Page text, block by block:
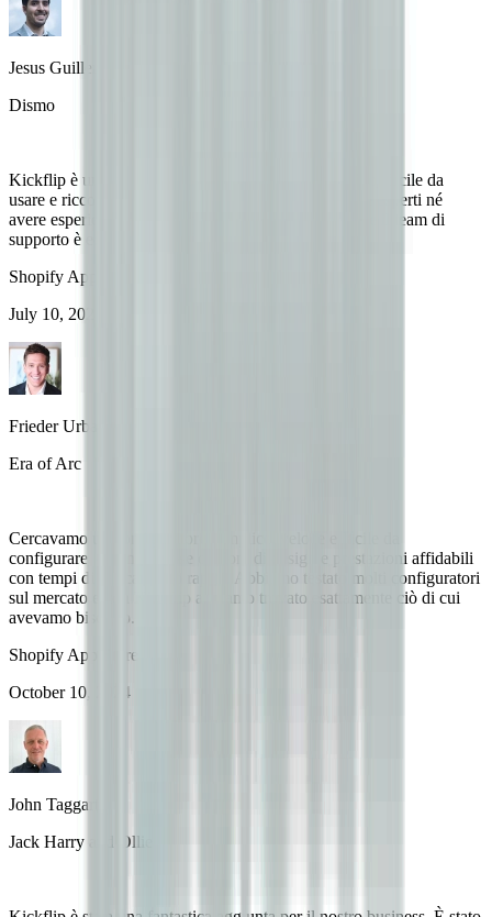
Jesus Guillermo de León Pérez
Dismo
Kickflip è uno strumento fantastico. È molto intuitivo, facile da
usare e ricco di funzionalità. Non è necessario essere esperti né
avere esperienza con altri prodotti per iniziare. Anche il team di
supporto è eccellente e molto reattivo.
Shopify App Store
July 10, 2024
Frieder Urban
Era of Arc
Cercavamo un configuratore semplice, veloce e facile da
configurare, con numerose opzioni di design e prestazioni affidabili
con tempi di caricamento rapidi. Abbiamo testato molti configuratori
sul mercato e con Kickflip abbiamo trovato esattamente ciò di cui
avevamo bisogno.
Shopify App Store
October 10, 2024
John Taggart
Jack Harry and Ollie